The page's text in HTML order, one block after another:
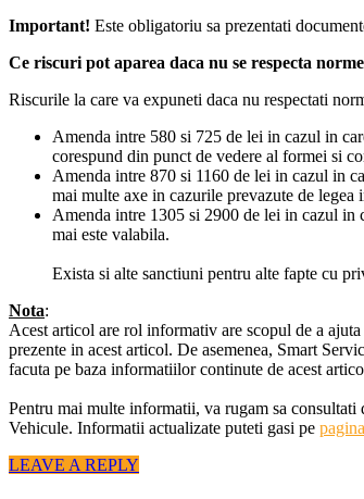
Important! Este obligatoriu sa prezentati
Ce riscuri pot aparea daca nu se respecta
Riscurile la care va expuneti daca nu respectati
Amenda intre 580 si 725 de lei in cazul in
corespund din punct de vedere al formei si
Amenda intre 870 si 1160 de lei in cazul in
mai multe axe in cazurile prevazute de legea
Amenda intre 1305 si 2900 de lei in cazul in
mai este valabila.
Exista si alte sanctiuni pentru alte fapte cu
Nota:
Acest articol are rol informativ are scopul de a
prezente in acest articol. De asemenea, Smart
facuta pe baza informatiilor continute de acest
Pentru mai multe informatii, va rugam sa consultati
Vehicule. Informatii actualizate puteti gasi pe
LEAVE A REPLY